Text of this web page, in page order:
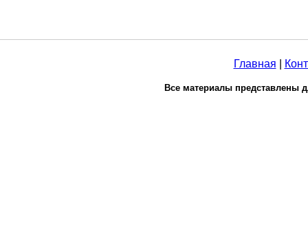
Главная
Все материалы представлены